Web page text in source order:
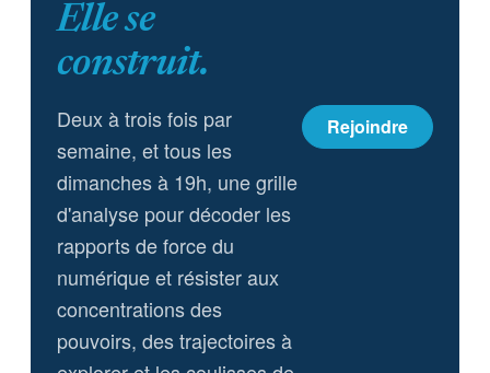
Elle se
construit.
Deux à trois fois par
semaine, et tous les
dimanches à 19h, une grille
d'analyse pour décoder les
rapports de force du
numérique et résister aux
concentrations des
pouvoirs, des trajectoires à
Rejoindre